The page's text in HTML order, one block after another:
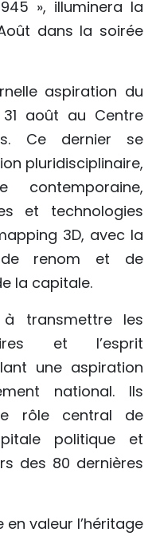
», illuminera la
dans la soirée
aspiration du
août au Centre
Ce dernier se
pluridisciplinaire,
contemporaine,
et technologies
3D, avec la
de renom et de
la capitale.
à transmettre les
et l’esprit
une aspiration
national. Ils
rôle central de
politique et
des 80 dernières
en valeur l’héritage